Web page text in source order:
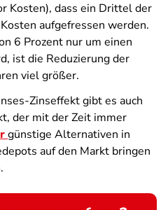
Kosten), dass ein Drittel der
aufgefressen werden.
6 Prozent nur um einen
ist die Reduzierung der
viel größer.
Zinseffekt gibt es auch
der mit der Zeit immer
günstige Alternativen in
auf den Markt bringen